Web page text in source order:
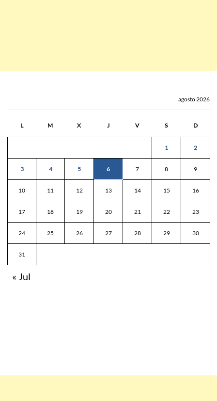
agosto 2026
L M X J V S D
1 2
3 4 5 6 7 8 9
10 11 12 13 14 15 16
17 18 19 20 21 22 23
24 25 26 27 28 29 30
31
« Jul